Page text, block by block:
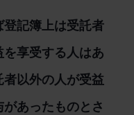
記簿上は受託者
享受する人はあ
者以外の人が受益
あったものとさ